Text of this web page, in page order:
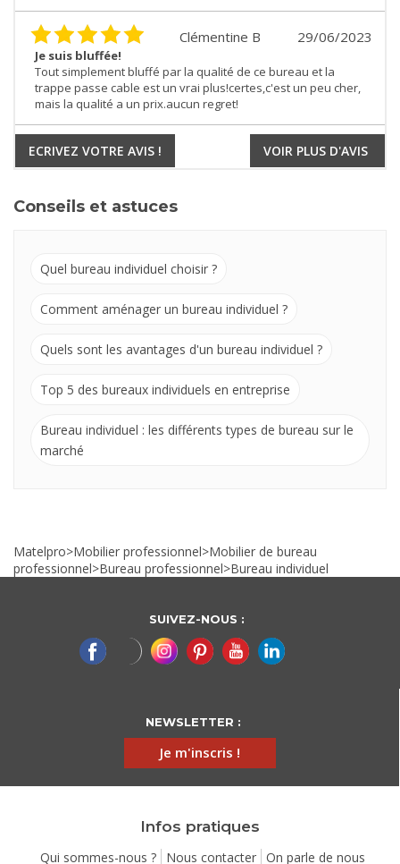
29/06/2023
Clémentine B
Je suis bluffée!
Tout simplement bluffé par la qualité de ce bureau et la
trappe passe cable est un vrai plus!certes,c'est un peu cher,
mais la qualité a un prix.aucun regret!
ECRIVEZ VOTRE AVIS ! VOIR PLUS D'AVIS
Conseils et astuces
Quel bureau individuel choisir ?
Comment aménager un bureau individuel ?
Quels sont les avantages d'un bureau individuel ?
Top 5 des bureaux individuels en entreprise
Bureau individuel : les différents types de bureau sur le
marché
Matelpro>Mobilier professionnel>Mobilier de bureau
professionnel>Bureau professionnel>Bureau individuel
SUIVEZ-NOUS :
NEWSLETTER :
Je m'inscris !
Infos pratiques
Qui sommes-nous ? Nous contacter On parle de nous